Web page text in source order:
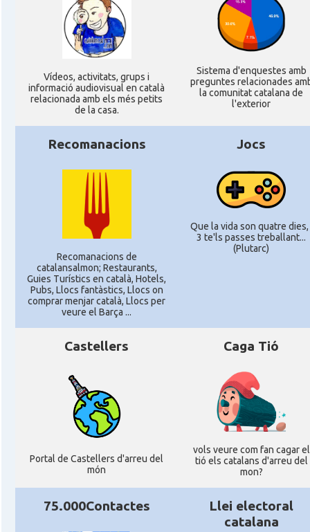
Ví­deos, activitats, grups i
informació audiovisual en català
relacionada amb els més petits
de la casa.
Sistema d'enquestes amb
preguntes relacionades
la comunitat catalana de
l'exterior
Recomanacions
Recomanacions de
catalansalmon; Restaurants,
Guies Turístics en català, Hotels,
Pubs, Llocs fantàstics, Llocs on
comprar menjar català, Llocs per
veure el Barça ...
Jocs
Que la vida son quatre dies,
3 te'ls passes treballant...
(Plutarc)
Castellers
Portal de Castellers d'arreu del
món
Caga Tió
vols veure com fan cagar el
tió els catalans d'arreu del
mon?
75.000Contactes
Llei electoral
catalana